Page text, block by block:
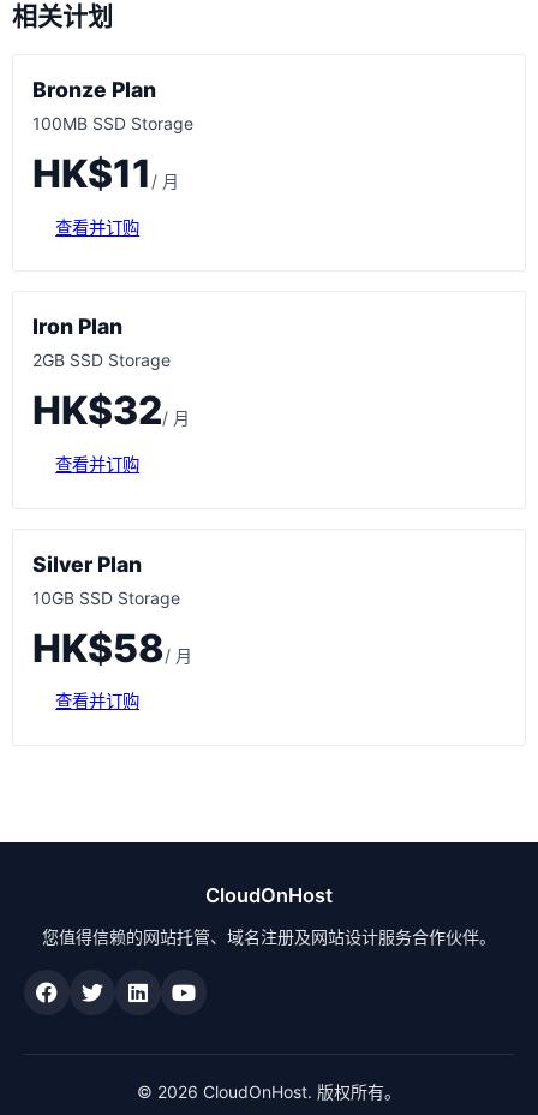
相关计划
Bronze Plan
100MB SSD Storage
HK$11 / 月
查看并订购
Iron Plan
2GB SSD Storage
HK$32/ 月
查看并订购
Silver Plan
10GB SSD Storage
HK$58/ 月
查看并订购
CloudOnHost
您值得信赖的网站托管、域名注册及网站设计服务合作伙伴。
© 2026 CloudOnHost. 版权所有。